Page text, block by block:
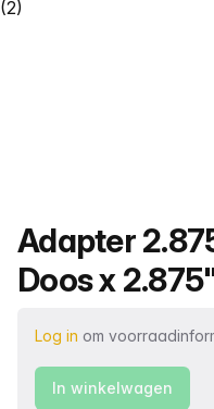
Adapter
Doos x
Log in om
In winkelwagen